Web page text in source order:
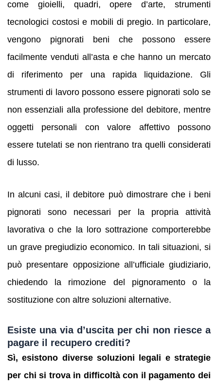
come gioielli, quadri, opere d’arte, strumenti
tecnologici costosi e mobili di pregio. In particolare,
vengono pignorati beni che possono essere
facilmente venduti all’asta e che hanno un mercato
di riferimento per una rapida liquidazione. Gli
strumenti di lavoro possono essere pignorati solo se
non essenziali alla professione del debitore, mentre
oggetti personali con valore affettivo possono
essere tutelati se non rientrano tra quelli considerati
di lusso.
In alcuni casi, il debitore può dimostrare che i beni
pignorati sono necessari per la propria attività
lavorativa o che la loro sottrazione comporterebbe
un grave pregiudizio economico. In tali situazioni, si
può presentare opposizione all’ufficiale giudiziario,
chiedendo la rimozione del pignoramento o la
sostituzione con altre soluzioni alternative.
Esiste una via d’uscita per chi non riesce a
pagare il recupero crediti?
Sì, esistono diverse soluzioni legali e strategie
per chi si trova in difficoltà con il pagamento dei